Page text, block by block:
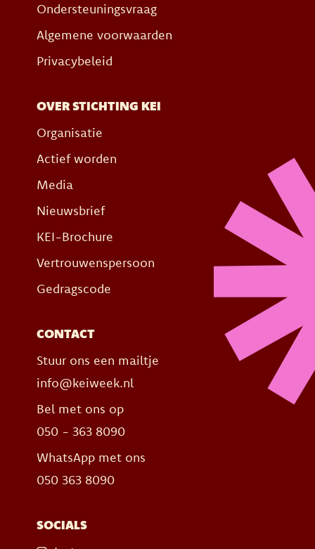
Ondersteuningsvraag
Algemene voorwaarden
Privacybeleid
OVER STICHTING KEI
Organisatie
Actief worden
Media
Nieuwsbrief
KEI-Brochure
Vertrouwenspersoon
Gedragscode
CONTACT
Stuur ons een mailtje
info@keiweek.nl
Bel met ons op
050 - 363 8090
WhatsApp met ons
050 363 8090
SOCIALS